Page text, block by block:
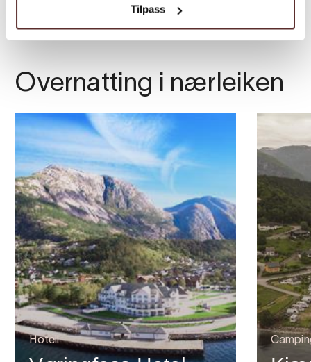
Tilpass
Overnatting i nærleiken
Hotell